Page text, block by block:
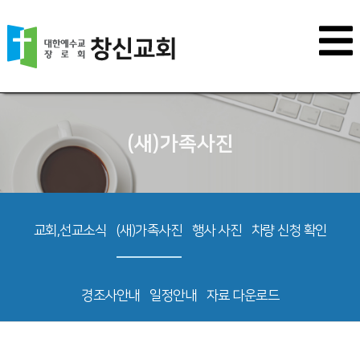
(새)가족사진
교회,선교소식 (새)가족사진 행사 사진 차량 신청 확인
경조사안내 일정안내 자료 다운로드